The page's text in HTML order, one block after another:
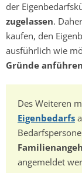
der
zugelassen.
kaufen, den
ausführlich wie
Gründe anführen
Des Weiteren
Eigenbedarfs
angemeldet